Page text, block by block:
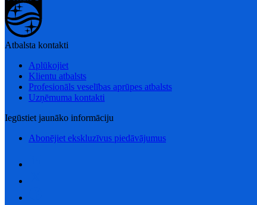
Atbalsta kontakti
Aplūkojiet
Klientu atbalsts
Profesionāls veselības aprūpes atbalsts
Uzņēmuma kontakti
Iegūstiet jaunāko informāciju
Abonējiet ekskluzīvus piedāvājumus